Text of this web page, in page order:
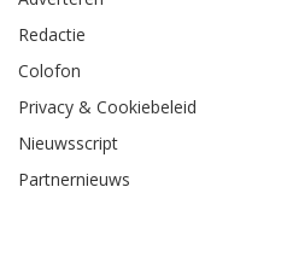
Redactie
Colofon
Privacy & Cookiebeleid
Nieuwsscript
Partnernieuws